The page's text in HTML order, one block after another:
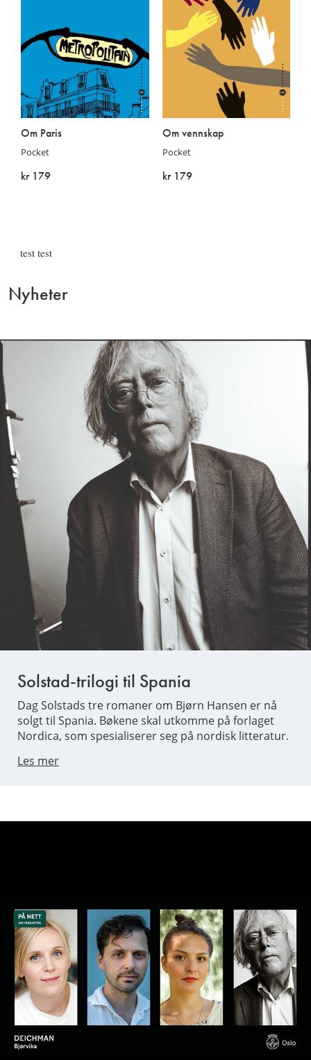
Om Paris
Pocket
kr 179
Om vennskap
Pocket
kr 179
test test
Nyheter
Solstad-trilogi til Spania
Dag Solstads tre romaner om Bjørn Hansen er nå
solgt til Spania. Bøkene skal utkomme på forlaget
Nordica, som spesialiserer seg på nordisk litteratur.
Les mer